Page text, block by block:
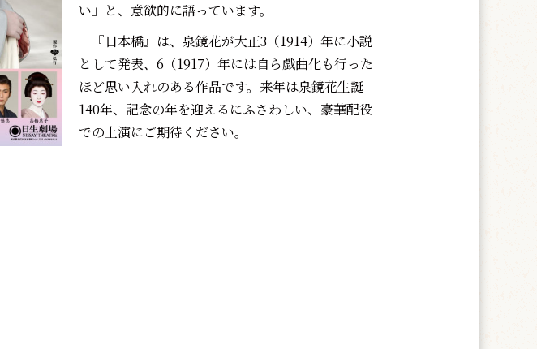
い」と、意欲的に語っています。
『日本橋』は、泉鏡花が大正3（1914）年に小説
として発表、6（1917）年には自ら戯曲化も行った
ほど思い入れのある作品です。来年は泉鏡花生誕
140年、記念の年を迎えるにふさわしい、豪華配役
での上演にご期待ください。